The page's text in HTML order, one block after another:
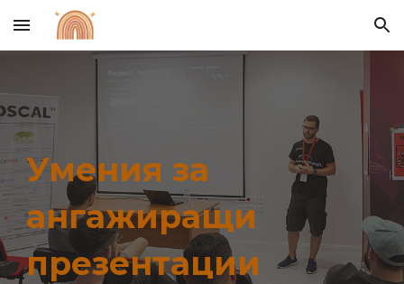
Skip to main content Skip to navigation
Умения за
ангажиращи
презентации